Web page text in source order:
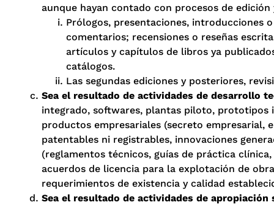
aunque hayan contado con procesos de
Prólogos, presentaciones, introducciones
comentarios; recensiones o reseñas
artículos y capítulos de libros ya
catálogos.
Las segundas ediciones y posteriores,
Sea el resultado de actividades de desarrollo
integrado, softwares, plantas piloto, prototipos
productos empresariales (secreto empresarial,
patentables ni registrables, innovaciones
(reglamentos técnicos, guías de práctica
acuerdos de licencia para la explotación de
requerimientos de existencia y calidad
Sea el resultado de actividades de